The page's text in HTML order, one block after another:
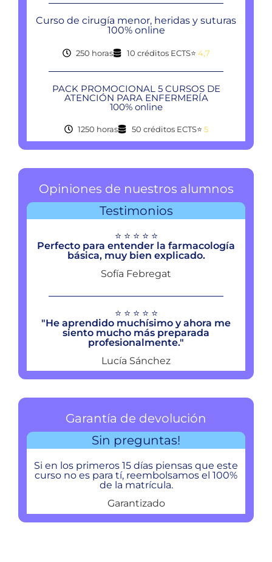
Curso de cirugía menor, heridas y suturas
100% online
250 horas 10 créditos ECTS⭐ 4,7
PACK PROMOCIONAL 5 CURSOS DE
ATENCIÓN PARA ENFERMERÍA
100% online
1250 horas 50 créditos ECTS⭐ 5
Opiniones de nuestros alumnos
Testimonios
⭐ ⭐ ⭐ ⭐ ⭐
Perfecto para entender la farmacología
básica, muy bien explicado.
Sofía Febregat
⭐ ⭐ ⭐ ⭐ ⭐
"He aprendido muchísimo y ahora me
siento mucho más preparada
profesionalmente."
Lucía Sánchez
Garantía de devolución
Sin preguntas!
Si en los primeros 15 días piensas que este
curso no es para tí, reembolsamos el 100%
de la matrícula.
Garantizado